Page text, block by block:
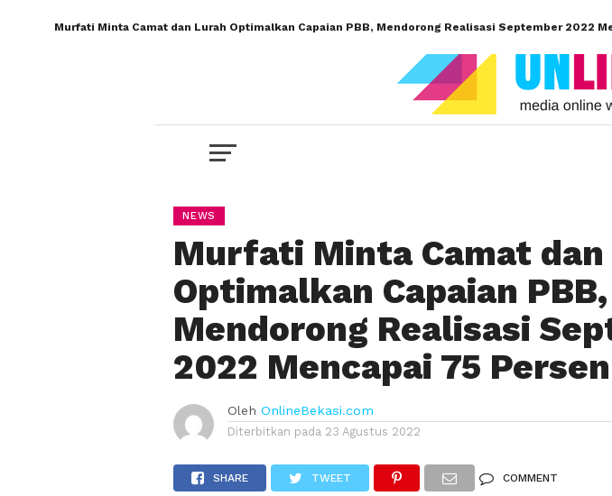
Murfati Minta Camat dan Lurah Optimalkan Capaian PBB, Mendorong Realisasi September 2022
NEWS
Murfati Minta Camat dan
Optimalkan Capaian PBB,
Mendorong Realisasi
2022 Mencapai 75 Persen
Oleh OnlineBekasi.com
Diterbitkan pada 23 Agustus 2022
SHARE TWEET COMMENT